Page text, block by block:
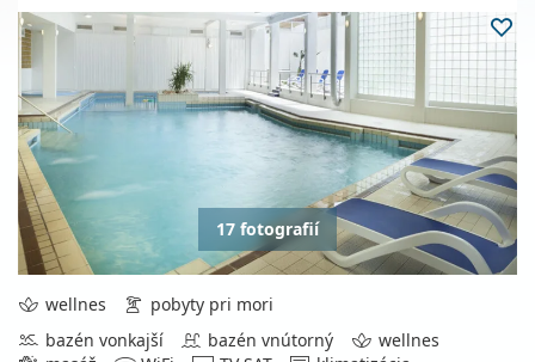
17 fotografií
wellnes
pobyty pri mori
bazén vonkajší
bazén vnútorný
wellnes